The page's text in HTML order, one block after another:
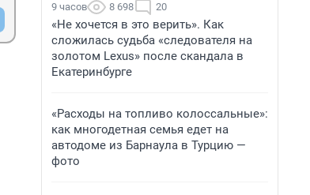
9 часов 8 698 20
«Не хочется в это верить». Как
сложилась судьба «следователя на
золотом Lexus» после скандала в
Екатеринбурге
«Расходы на топливо колоссальные»:
как многодетная семья едет на
автодоме из Барнаула в Турцию —
фото